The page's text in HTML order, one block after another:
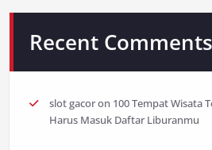
Recent Comments
slot gacoron 100 Tempat Wisata
Harus Masuk Daftar Liburanmu